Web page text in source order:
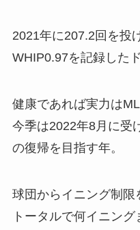
2021年に207.2回を投
WHIP0.97を記録した
健康であれば実力は
今季は2022年8月に受
の復帰を目指す年。
球団からイニング制
トータルで何イニン